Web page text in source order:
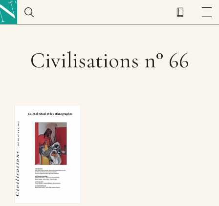
Civilisations n° 66